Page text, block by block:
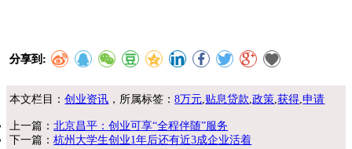
分享到:
本文栏目：创业资讯 ，所属标签：8万元 贴息贷款 ,政策 ,获得 ,申请
上一篇：北京昌平：创业可享“全程伴随”服务
下一篇：杭州大学生创业1年后还有近3成企业活着